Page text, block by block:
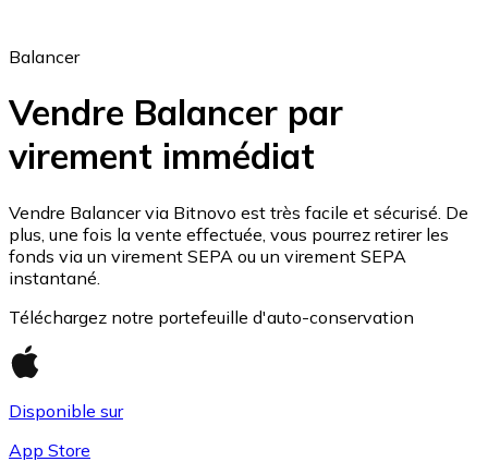
Ethereum
ETH
Balancer
Vendre Balancer par
virement immédiat
Vendre Balancer via Bitnovo est très facile et sécurisé. De
plus, une fois la vente effectuée, vous pourrez retirer les
fonds via un virement SEPA ou un virement SEPA
instantané.
Téléchargez notre portefeuille d'auto-conservation
Disponible sur
App Store